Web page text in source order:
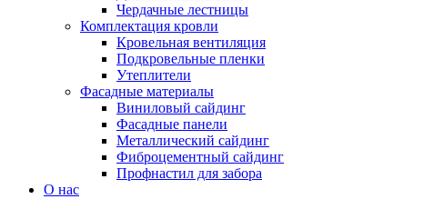
Чердачные лестницы
Комплектация кровли
Кровельная вентиляция
Подкровельные пленки
Утеплители
Фасадные материалы
Виниловый сайдинг
Фасадные панели
Металлический сайдинг
Фиброцементный сайдинг
Профнастил для забора
О нас